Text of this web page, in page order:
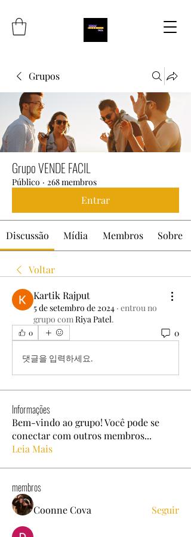
Grupos
Grupo VENDE FACIL
Público · 268 membros
Entrar
Discussão Mídia Membros Sobre
Voltar
Kartik Rajput
5 de setembro de 2024 · entrou no
grupo comRiya Patel.
0 0
댓글을 입력하세요.
Informações
Bem-vindo ao grupo! Você pode se
conectar com outros membros...
Leia Mais
membros
Coonne Cova Seguir